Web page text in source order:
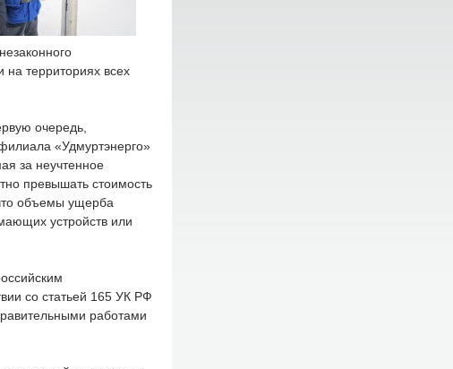
территориях всех
очередь,
«Удмуртэнерго»
за неучтенное
превышать стоимость
объемы ущерба
устройств или
со статьей 165 УК РФ
работами